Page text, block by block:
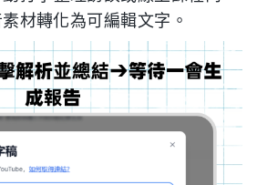
材轉化為可編輯文字。